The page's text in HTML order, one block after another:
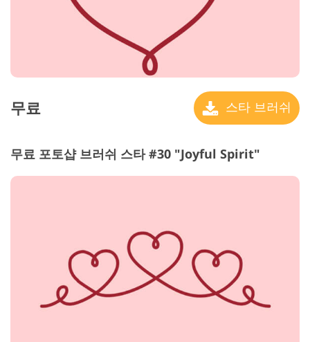
무료 스타 브러쉬
무료 포토샵 브러쉬 스타 #30 "Joyful Spirit"